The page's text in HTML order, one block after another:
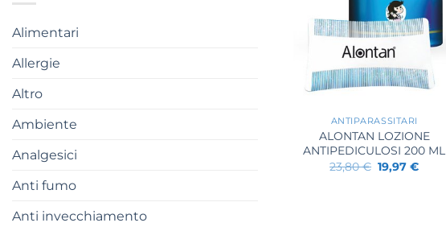
Alimentari
Allergie
Altro
Ambiente
Analgesici
Anti fumo
Anti invecchiamento
+
ANTIPARASSITARI
ALONTAN LOZIONE
ANTIPEDICULOSI 200 ML
23,80€ Il
prezzo
19,97€Il